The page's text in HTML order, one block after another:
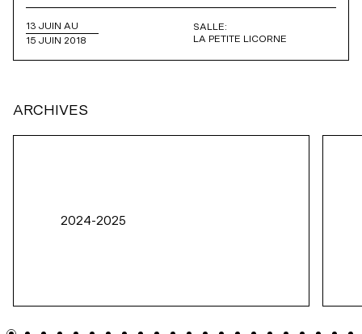
13 JUIN AU
15 JUIN 2018
SALLE:
LA PETITE LICORNE
ARCHIVES
2024-2025